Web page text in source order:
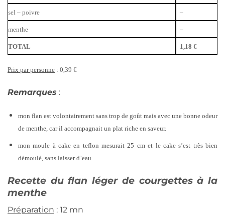
sel – poivre –
menthe –
TOTAL 1,18 €
Prix par personne : 0,39 €
Remarques :
mon flan est volontairement sans trop de goût mais avec une bonne odeur
de menthe, car il accompagnait un plat riche en saveur.
mon moule à cake en teflon mesurait 25 cm et le cake s’est très bien
démoulé, sans laisser d’eau
Recette du flan léger de courgettes à la
menthe
Préparation : 12 mn